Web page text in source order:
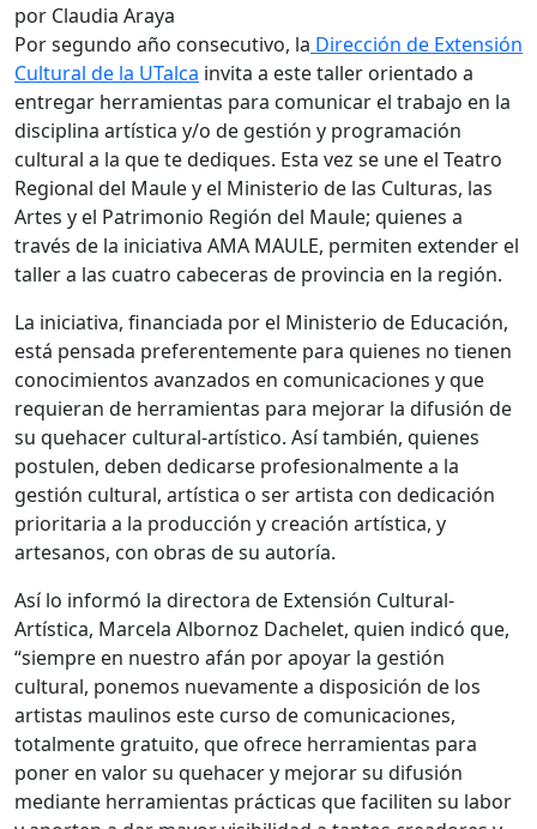
por Claudia Araya
Por segundo año consecutivo, la Dirección de Extensión
Cultural de la UTalca invita a este taller orientado a
entregar herramientas para comunicar el trabajo en la
disciplina artística y/o de gestión y programación
cultural a la que te dediques. Esta vez se une el Teatro
Regional del Maule y el Ministerio de las Culturas, las
Artes y el Patrimonio Región del Maule; quienes a
través de la iniciativa AMA MAULE, permiten extender el
taller a las cuatro cabeceras de provincia en la región.
La iniciativa, financiada por el Ministerio de Educación,
está pensada preferentemente para quienes no tienen
conocimientos avanzados en comunicaciones y que
requieran de herramientas para mejorar la difusión de
su quehacer cultural-artístico. Así también, quienes
postulen, deben dedicarse profesionalmente a la
gestión cultural, artística o ser artista con dedicación
prioritaria a la producción y creación artística, y
artesanos, con obras de su autoría.
Así lo informó la directora de Extensión Cultural-
Artística, Marcela Albornoz Dachelet, quien indicó que,
“siempre en nuestro afán por apoyar la gestión
cultural, ponemos nuevamente a disposición de los
artistas maulinos este curso de comunicaciones,
totalmente gratuito, que ofrece herramientas para
poner en valor su quehacer y mejorar su difusión
mediante herramientas prácticas que faciliten su labor